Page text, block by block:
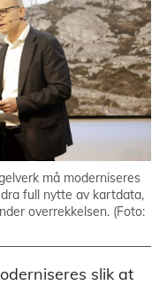
må moderniseres
full nytte av kartdata,
overrekkelsen. (Foto:
slik at